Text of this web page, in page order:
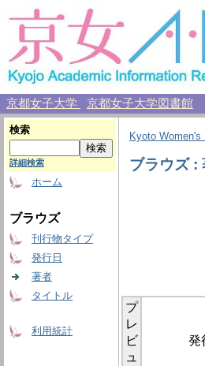
京都女子大学 京都女子大学図書館
検索
詳細検索
ホーム
ブラウズ
刊行物タイプ
発行日
著者
タイトル
利用統計
Kyoto
ブラウズ :
プ
レ
ビ
ュ
発